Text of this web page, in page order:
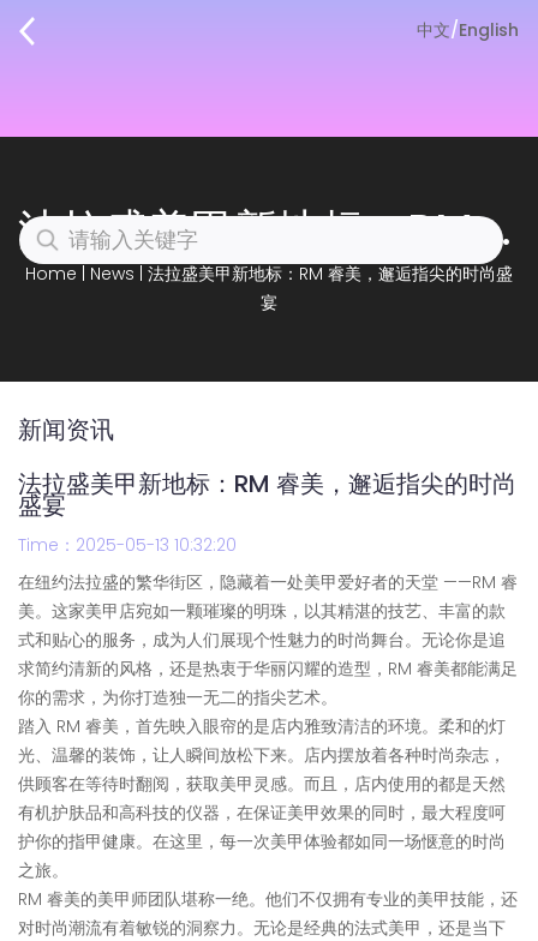
中文/English
法拉盛美甲新地标：RM 睿美，邂逅指尖的时尚盛宴
Home News 法拉盛美甲新地标：RM 睿美，邂逅指尖的时尚盛
宴
新闻资讯
法拉盛美甲新地标：RM 睿美，邂逅指尖的时尚
盛宴
Time：2025-05-13 10:32:20
在纽约法拉盛的繁华街区，隐藏着一处美甲爱好者的天堂 ——RM 睿
美。这家美甲店宛如一颗璀璨的明珠，以其精湛的技艺、丰富的款
式和贴心的服务，成为人们展现个性魅力的时尚舞台。无论你是追
求简约清新的风格，还是热衷于华丽闪耀的造型，RM 睿美都能满足
你的需求，为你打造独一无二的指尖艺术。
踏入 RM 睿美，首先映入眼帘的是店内雅致清洁的环境。柔和的灯
光、温馨的装饰，让人瞬间放松下来。店内摆放着各种时尚杂志，
供顾客在等待时翻阅，获取美甲灵感。而且，店内使用的都是天然
有机护肤品和高科技的仪器，在保证美甲效果的同时，最大程度呵
护你的指甲健康。在这里，每一次美甲体验都如同一场惬意的时尚
之旅。
RM 睿美的美甲师团队堪称一绝。他们不仅拥有专业的美甲技能，还
对时尚潮流有着敏锐的洞察力。无论是经典的法式美甲，还是当下